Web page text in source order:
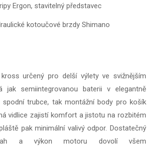
Ergon, stavitelný představec
kotoučové brzdy Shimano
určený pro delší výlety ve svižnějším
jak semiintegrovanou baterii v elegantně
spodní trubce, tak montážní body pro košík
vidlice zajistí komfort a jistotu na rozbitém
pak minimální valivý odpor. Dostatečný
a výkon motoru dovolí všem